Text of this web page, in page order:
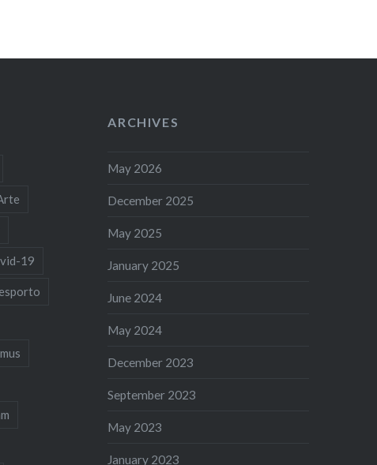
19
ARCHIVES
May 2026
December 2025
May 2025
January 2025
June 2024
May 2024
December 2023
September 2023
May 2023
January 2023